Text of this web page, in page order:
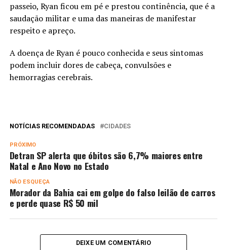
passeio, Ryan ficou em pé e prestou continência, que é a
saudação militar e uma das maneiras de manifestar
respeito e apreço.
A doença de Ryan é pouco conhecida e seus sintomas
podem incluir dores de cabeça, convulsões e
hemorragias cerebrais.
NOTÍCIAS RECOMENDADAS CIDADES
PRÓXIMO
Detran SP alerta que óbitos são 6,7% maiores entre
Natal e Ano Novo no Estado
NÃO ESQUEÇA
Morador da Bahia cai em golpe do falso leilão de carros
e perde quase R$ 50 mil
DEIXE UM COMENTÁRIO